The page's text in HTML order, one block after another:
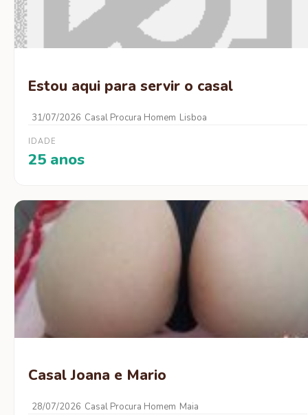
Estou aqui para servir o casal
31/07/2026 Casal Procura Homem Lisboa
IDADE
25 anos
Casal Joana e Mario
28/07/2026 Casal Procura Homem Maia